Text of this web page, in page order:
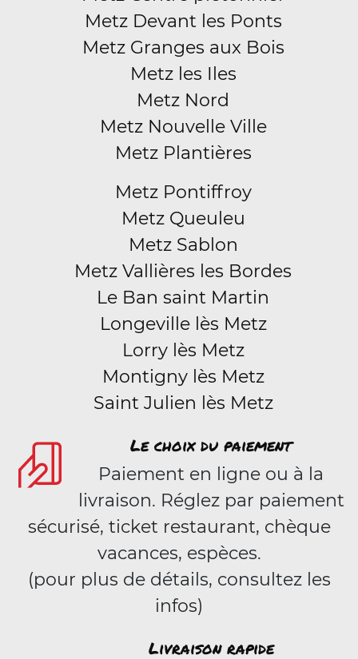
Metz Devant les Ponts
Metz Granges aux Bois
Metz les Iles
Metz Nord
Metz Nouvelle Ville
Metz Plantières
Metz Pontiffroy
Metz Queuleu
Metz Sablon
Metz Vallières les Bordes
Le Ban saint Martin
Longeville lès Metz
Lorry lès Metz
Montigny lès Metz
Saint Julien lès Metz
Le choix du paiement
Paiement en ligne ou à la
livraison. Réglez par paiement
sécurisé, ticket restaurant, chèque
vacances, espèces.
(pour plus de détails, consultez les
infos)
Livraison rapide